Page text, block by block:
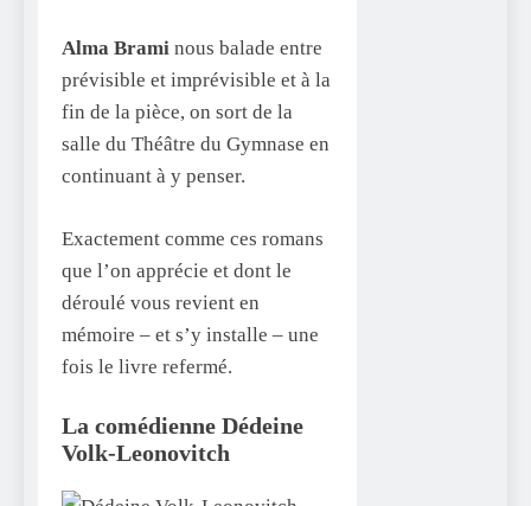
Alma Brami nous balade entre
prévisible et imprévisible et à la
fin de la pièce, on sort de la
salle du Théâtre du Gymnase en
continuant à y penser.
Exactement comme ces romans
que l’on apprécie et dont le
déroulé vous revient en
mémoire – et s’y installe – une
fois le livre refermé.
La comédienne Dédeine
Volk-Leonovitch